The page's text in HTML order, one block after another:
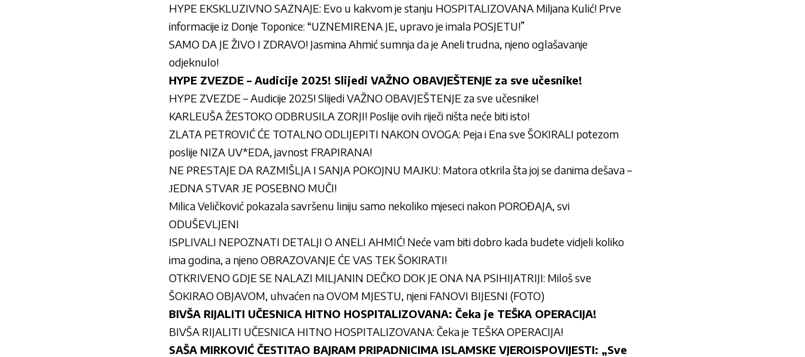
HYPE EKSKLUZIVNO SAZNAJE: Evo u kakvom je stanju HOSPITALIZOVANA Miljana Kulić! Prve
informacije iz Donje Toponice: “UZNEMIRENA JE, upravo je imala POSJETU!”
SAMO DA JE ŽIVO I ZDRAVO! Jasmina Ahmić sumnja da je Aneli trudna, njeno oglašavanje
odjeknulo!
HYPE ZVEZDE – Audicije 2025! Slijedi VAŽNO OBAVJEŠTENJE za sve učesnike!
HYPE ZVEZDE – Audicije 2025! Slijedi VAŽNO OBAVJEŠTENJE za sve učesnike!
KARLEUŠA ŽESTOKO ODBRUSILA ZORJI! Poslije ovih riječi ništa neće biti isto!
ZLATA PETROVIĆ ĆE TOTALNO ODLIJEPITI NAKON OVOGA: Peja i Ena sve ŠOKIRALI potezom
poslije NIZA UV*EDA, javnost FRAPIRANA!
NE PRESTAJE DA RAZMIŠLJA I SANJA POKOJNU MAЈKU: Matora otkrila šta joj se danima dešava –
ЈEDNA STVAR ЈE POSEBNO MUČI!
Milica Veličković pokazala savršenu liniju samo nekoliko mjeseci nakon POROĐAJA, svi
ODUŠEVLJENI
ISPLIVALI NEPOZNATI DETALJI O ANELI AHMIĆ! Neće vam biti dobro kada budete vidjeli koliko
ima godina, a njeno OBRAZOVANJE ĆE VAS TEK ŠOKIRATI!
OTKRIVENO GDJE SE NALAZI MILJANIN DEČKO DOK JE ONA NA PSIHIJATRIJI: Miloš sve
ŠOKIRAO OBJAVOM, uhvaćen na OVOM MJESTU, njeni FANOVI BIJESNI (FOTO)
BIVŠA RIJALITI UČESNICA HITNO HOSPITALIZOVANA: Čeka je TEŠKA OPERACIJA!
BIVŠA RIJALITI UČESNICA HITNO HOSPITALIZOVANA: Čeka je TEŠKA OPERACIJA!
SAŠA MIRKOVIĆ ČESTITAO BAJRAM PRIPADNICIMA ISLAMSKE VJEROISPOVIJESTI: „Sve